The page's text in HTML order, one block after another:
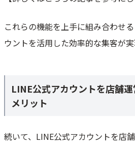
これらの機能を上手に組み合わせ
ウントを活用した効率的な集客が実
LINE公式アカウントを店舗
メリット
続いて、LINE公式アカウントを店